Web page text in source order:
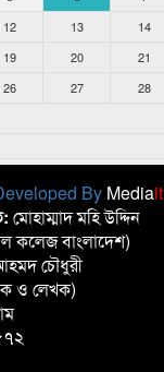
12 13 14
19 20 21
26 27 28
By Mediait
মোহাম্মাদ মহি উদ্দিন
কলেজ বাংলাদেশ)
চৌধুরী
ও লেখক)